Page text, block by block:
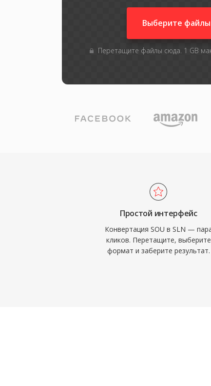
Выберите файлы
Перетащите файлы сюда. 1 GB
Простой интерфейс
Конвертация SOU в SLN —
кликов. Перетащите, выберите
формат и заберите результат.